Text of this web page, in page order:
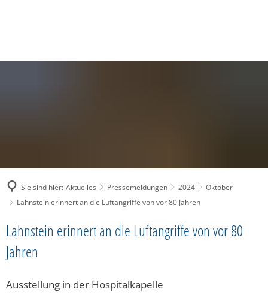
Sie sind hier: Aktuelles Pressemeldungen 2024
Oktober
Lahnstein erinnert an die Luftangriffe von vor 80 Jahren
Lahnstein erinnert an die Luftangriffe von vor 80
Jahren
Ausstellung in der Hospitalkapelle